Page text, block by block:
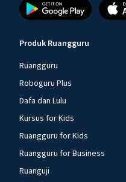
Produk Ruangguru
Ruangguru
Roboguru Plus
Dafa dan Lulu
Kursus for Kids
Ruangguru for Kids
Ruangguru for Business
Ruanguji